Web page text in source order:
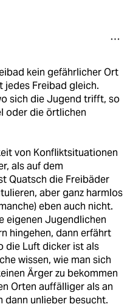
kein gefährlicher Ort
jedes Freibad gleich.
sich die Jugend trifft, so
oder die örtlichen
von Konfliktsituationen
als auf dem
Quatsch die Freibäder
aber ganz harmlos
eben auch nicht.
eigenen Jugendlichen
hingehen, dann erfährt
die Luft dicker ist als
wissen, wie man sich
Ärger zu bekommen
Orten auffälliger als an
dann unlieber besucht.